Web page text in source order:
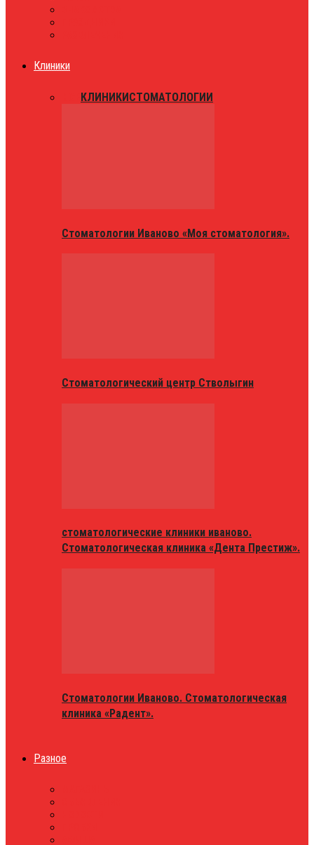
Клиники
КЛИНИКИСТОМАТОЛОГИИ
Стоматологии Иваново «Моя стоматология».
Стоматологический центр Стволыгин
стоматологические клиники иваново.
Стоматологическая клиника «Дента Престиж».
Стоматологии Иваново. Стоматологическая
клиника «Радент».
Разное